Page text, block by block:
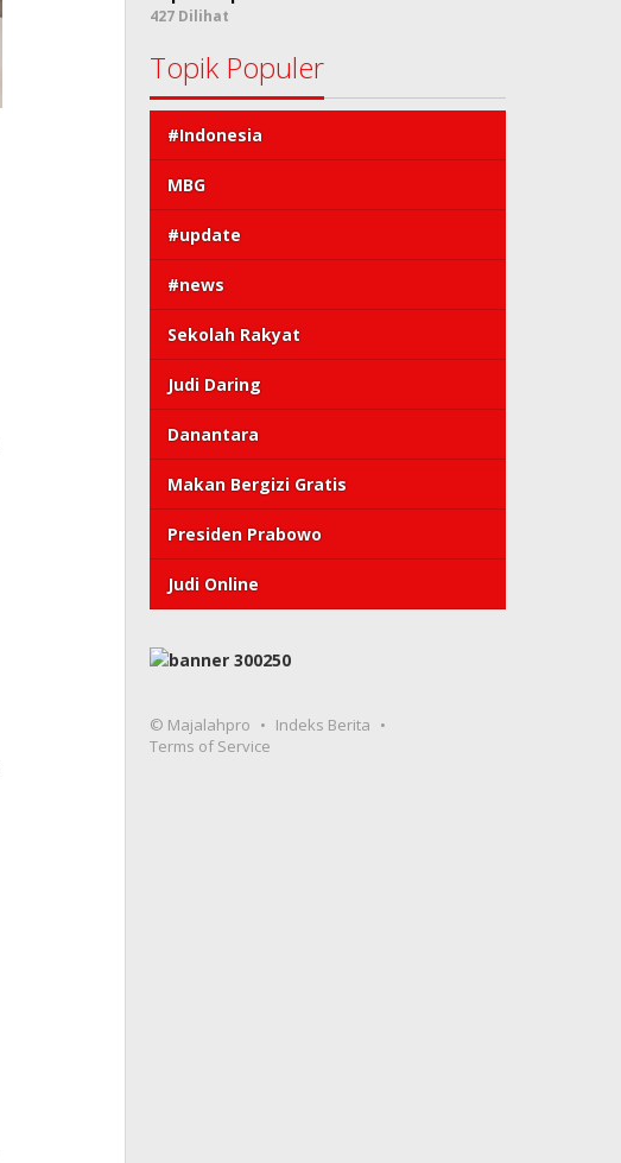
427 Dilihat
Topik Populer
#Indonesia
MBG
#update
#news
Sekolah Rakyat
Judi Daring
Danantara
Makan Bergizi Gratis
Presiden Prabowo
Judi Online
© Majalahpro
Indeks Berita
Terms of Service